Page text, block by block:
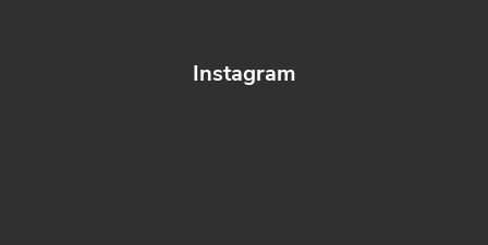
Instagram